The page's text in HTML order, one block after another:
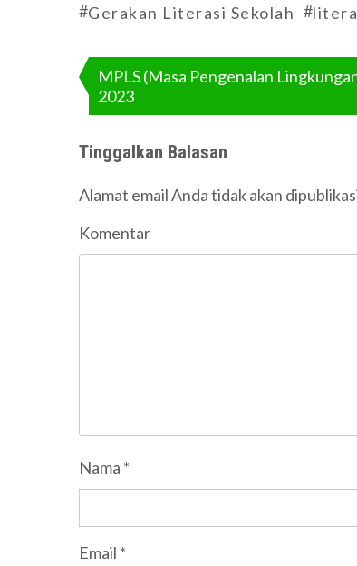
#Gerakan Literasi Sekolah #
posMPLS (Masa Pengenalan
2023
Tinggalkan Balasan
Alamat email Anda tidak akan
Komentar
Nama *
Email *